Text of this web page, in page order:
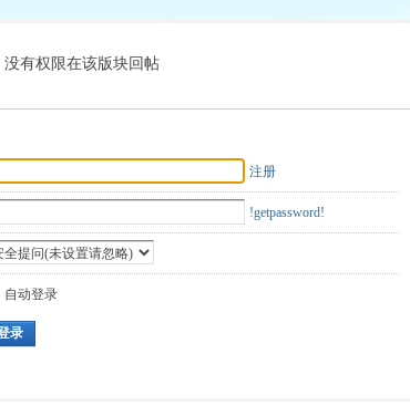
有权限在该版块回帖
注册
!getpassword!
自动登录
录